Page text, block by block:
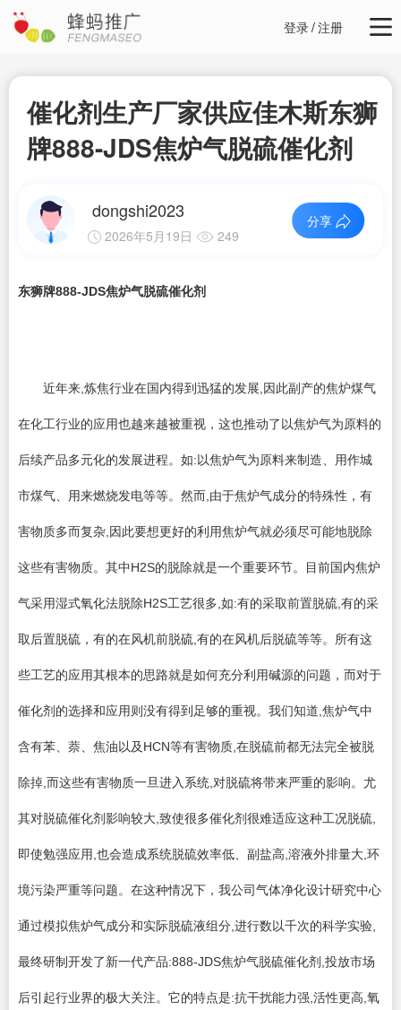
登录/注册
催化剂生产厂家供应佳木斯东狮
牌888-JDS焦炉气脱硫催化剂
dongshi2023
2026年5月19日 249
分享
东狮牌888-JDS焦炉气脱硫催化剂
近年来,炼焦行业在国内得到迅猛的发展,因此副产的焦炉煤气
在化工行业的应用也越来越被重视，这也推动了以焦炉气为原料的
后续产品多元化的发展进程。如:以焦炉气为原料来制造、用作城
市煤气、用来燃烧发电等等。然而,由于焦炉气成分的特殊性，有
害物质多而复杂,因此要想更好的利用焦炉气就必须尽可能地脱除
这些有害物质。其中H2S的脱除就是一个重要环节。目前国内焦炉
气采用湿式氧化法脱除H2S工艺很多,如:有的采取前置脱硫,有的采
取后置脱硫，有的在风机前脱硫,有的在风机后脱硫等等。所有这
些工艺的应用其根本的思路就是如何充分利用碱源的问题，而对于
催化剂的选择和应用则没有得到足够的重视。我们知道,焦炉气中
含有苯、萘、焦油以及HCN等有害物质,在脱硫前都无法完全被脱
除掉,而这些有害物质一旦进入系统,对脱硫将带来严重的影响。尤
其对脱硫催化剂影响较大,致使很多催化剂很难适应这种工况脱硫,
即使勉强应用,也会造成系统脱硫效率低、副盐高,溶液外排量大,环
境污染严重等问题。在这种情况下，我公司气体净化设计研究中心
通过模拟焦炉气成分和实际脱硫液组分,进行数以千次的科学实验,
最终研制开发了新一代产品:888-JDS焦炉气脱硫催化剂,投放市场
后引起行业界的极大关注。它的特点是:抗干扰能力强,活性更高,氧